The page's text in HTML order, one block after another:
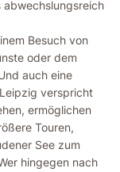
abwechslungsreich
Besuch von
oder dem
auch eine
verspricht
ermöglichen
Touren,
See zum
hingegen nach